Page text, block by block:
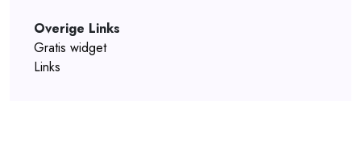
Overige Links
Gratis widget
Links